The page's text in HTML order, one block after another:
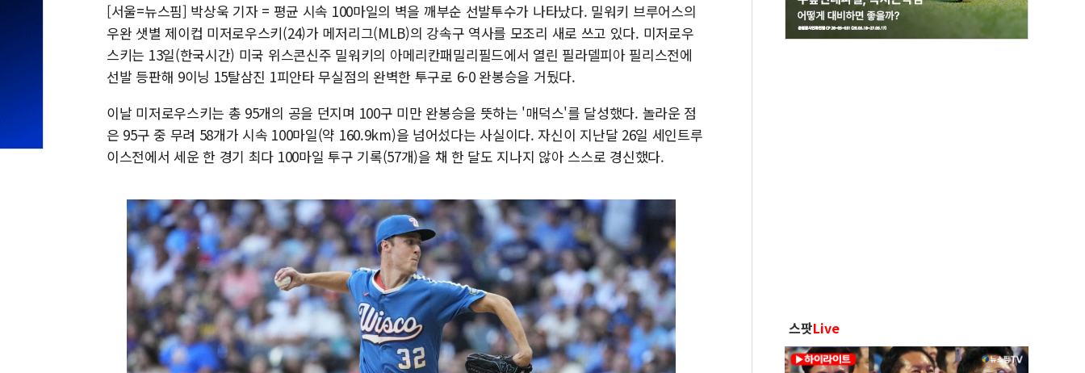
[서울=뉴스핌] 박상욱 기자 = 평균 시속 100마일의 벽을 깨부순 선발투수가 나타났다. 밀워키 브루어스의
우완 샛별 제이컵 미저로우스키(24)가 메저리그(MLB)의 강속구 역사를 모조리 새로 쓰고 있다. 미저로우
스키는 13일(한국시간) 미국 위스콘신주 밀워키의 아메리칸패밀리필드에서 열린 필라델피아 필리스전에
선발 등판해 9이닝 15탈삼진 1피안타 무실점의 완벽한 투구로 6-0 완봉승을 거뒀다.
이날 미저로우스키는 총 95개의 공을 던지며 100구 미만 완봉승을 뜻하는 '매덕스'를 달성했다. 놀라운 점
은 95구 중 무려 58개가 시속 100마일(약 160.9km)을 넘어섰다는 사실이다. 자신이 지난달 26일 세인트루
이스전에서 세운 한 경기 최다 100마일 투구 기록(57개)을 채 한 달도 지나지 않아 스스로 경신했다.
스팟Live